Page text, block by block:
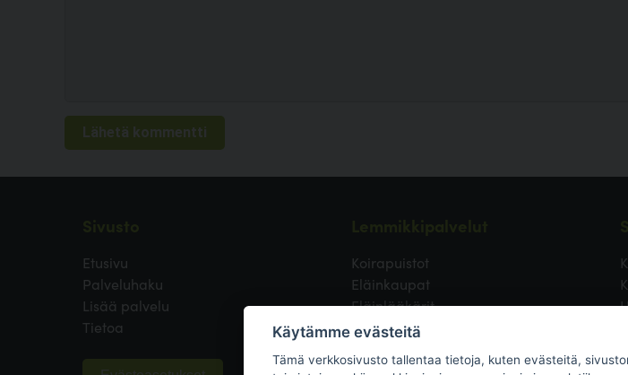
Etusivu
Palveluhaku
Lisää palvelu
Tietoa
Koirapuistot
Eläinkaupat
Eläinlääkärit
Koiraystävälliset ravintolat
Koirakoulut
Käytämme evästeitä
Tämä verkkosivusto tallentaa tietoja, kuten evästeitä,